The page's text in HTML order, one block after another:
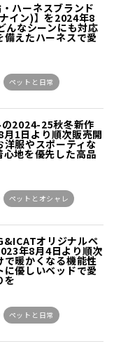
ハーネスブランド
イン)】を2024年8
んなシーンにも対応
備えたハーネスで愛
ペットと日常
2024-25秋冬新作
1日より順次販売開
服やスポーティな
地を優先した高品
ペットとオシャレ
オリジナルペ
年8月4日より順次
で暖かくなる機能性
優しいベッドで愛
を
ペットと日常